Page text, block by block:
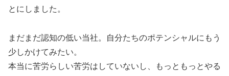
とにしました。
まだまだ認知の低い当社。自分たちのポテンシャルにもう
少しかけてみたい。
本当に苦労らしい苦労はしていないし、もっともっとやる